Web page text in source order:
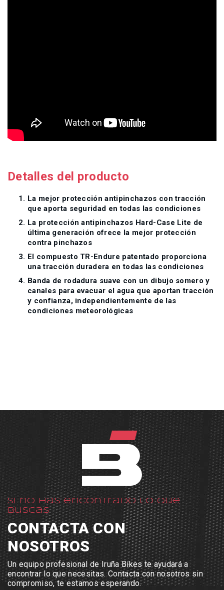
Detalles del producto
La mejor protección antipinchazos con tracción
que aporta seguridad en todas las condiciones
La protección antipinchazos Hard-Case Lite de
última generación ofrece la mejor protección
contra pinchazos
El compuesto TR-Endure patentado proporciona
una tracción duradera en todas las condiciones
Banda de rodadura suave con un dibujo somero y
canales para evacuar el agua que aportan tracción
y confianza, independientemente de las
condiciones meteorológicas
Si no has encontrado lo que
buscas
CONTACTA CON
NOSOTROS
Un equipo profesional de Iruña Bikes te ayudará a
encontrar lo que necesitas. Contacta con nosotros sin
compromiso, te estamos esperando.